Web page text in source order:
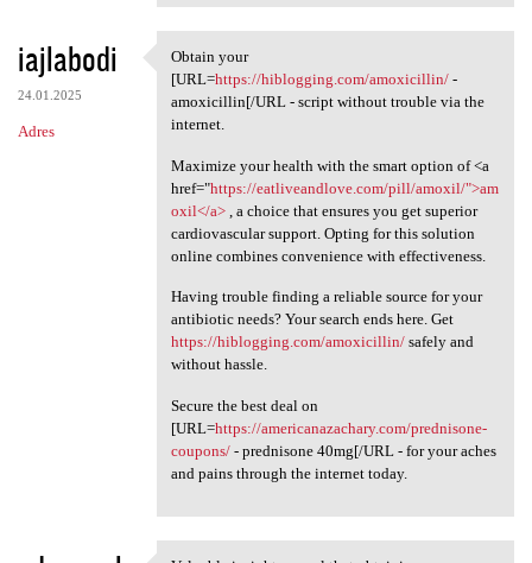
iajlabodi
24.01.2025
Adres
Obtain your [URL=https:/
Obtain your
[URL=https://hiblogging.com/amoxicillin/-
amoxicillin[/URL - script without trouble via the
internet.
Maximize your health with the smart option of <a
href="https://eatliveandlove.com/pill/amoxil/">am
oxil</a>, a choice that ensures you get superior
cardiovascular support. Opting for this solution
online combines convenience with effectiveness.
Having trouble finding a reliable source for your
antibiotic needs? Your search ends here. Get
https://hiblogging.com/amoxicillin/safely and
without hassle.
Secure the best deal on
[URL=https://americanazachary.com/prednisone-
coupons/- prednisone 40mg[/URL - for your aches
and pains through the internet today.